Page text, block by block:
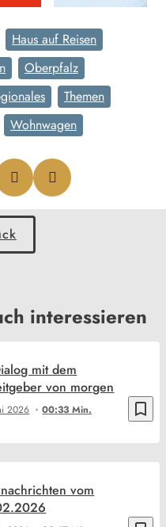
Haus auf Reisen
Oberpfalz
Themen
Wohnwagen
interessieren
bookmark_border
2026 00:33 Min.
mit dem
von morgen
vom